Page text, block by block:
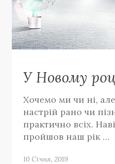
У Новому
Хочемо ми чи ні,
настрій рано чи
практично всіх.
пройшов наш рік …
10 Січня, 2019